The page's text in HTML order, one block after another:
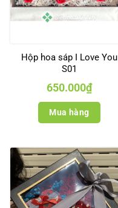
Hộp hoa sáp I Love You
S01
650.000₫
Mua hàng